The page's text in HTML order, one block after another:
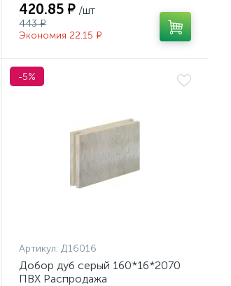
420.85 ₽ /шт
443 ₽
Экономия 22.15 ₽
-5%
Артикул: Д16016
Добор дуб серый 160*16*2070
ПВХ Распродажа